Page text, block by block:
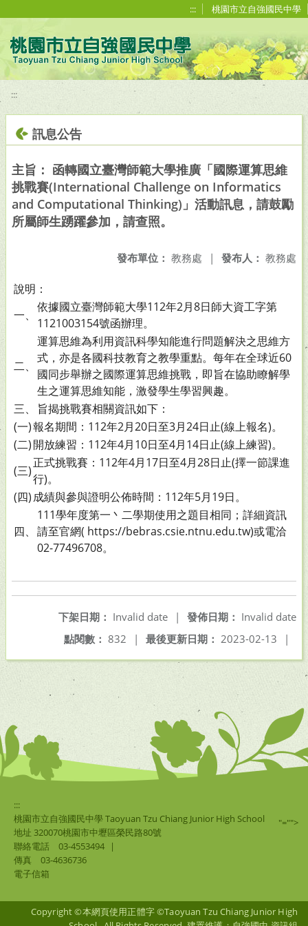
::: 桃園市立自強國民中學
:::
訊息公告
主旨： 函轉國立臺灣師範大學推廣「國際運算思維
挑戰賽(International Challenge on Informatics
and Computational Thinking)」活動訊息，請鼓勵
所屬師生踴躍參加，請查照。
發布人： 教務處
發布單位： 教務處 |
說明：
一、
依據國立臺灣師範大學112年2月8日師大資工字第
1121003154號函辦理。
二、
運算思維為利用資訊科學知能進行問題解決之思維方
式，亦是各國科技教育之教學重點。每年在全球近60
國同步舉辦之國際運算思維挑戰，即旨在協助瞭解學
生之運算思維知能，激發學生學習興趣。
三、
旨揭挑戰賽相關資訊如下：
(一)報名期間：112年2月20日至3月24日止(線上報名)。
(二)開放練習：112年4月10日至4月14日止(線上練習)。
(三)
正式挑戰賽：112年4月17日至4月28日止(擇一節課進
行)。
(四)成績與參與證明公佈時間：112年5月19日。
四、
111學年度第一丶二學期使用之題目相同；詳細資訊
請至官網( https://bebras.csie.ntnu.edu.tw)或電洽
02-77496708。
發佈日期： Invalid date
下架日期： Invalid date
|
最後更新日期： 2023-02-13 |
點閱數： 832 |
:::
桃園市立自強國民中學 Taoyuan Tzu Chiang Junior High School
地址 320070桃園市中壢區榮民路80號
聯絡電話
03-4553494
|
傳真
03-4636736
電子信箱
"="">
Copyright ©本網頁使用正體字 ©Taoyuan Tzu Chiang Junior High